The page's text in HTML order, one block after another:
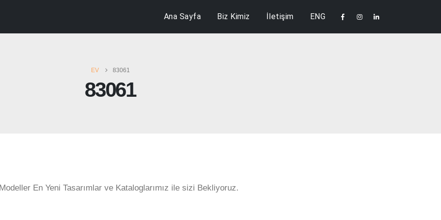
Ana Sayfa Biz Kimiz İletişim ENG
EV 83061
83061
En Yeni Tasarımlar ve Kataloglarımız ile sizi Bekliyoruz.